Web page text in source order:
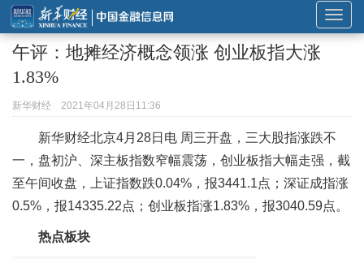
展
开
导
航
午评：地摊经济概念领涨 创业板指大涨
1.83%
新华财经 2021年04月28日11:36
新华财经北京4月28日电 周三开盘，三大股指涨跌不
一，盘初沪、深主板指数窄幅震荡，创业板指大幅走强，截
至午间收盘，上证指数跌0.04%，报3441.1点；深证成指涨
0.5%，报14335.22点；创业板指涨1.83%，报3040.59点。
热点板块